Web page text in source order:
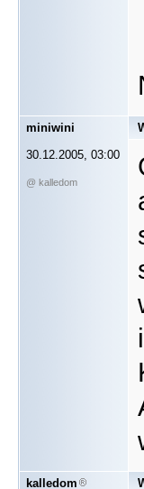
miniwini
30.12.2005, 03:00
@ kalledom
kalledom